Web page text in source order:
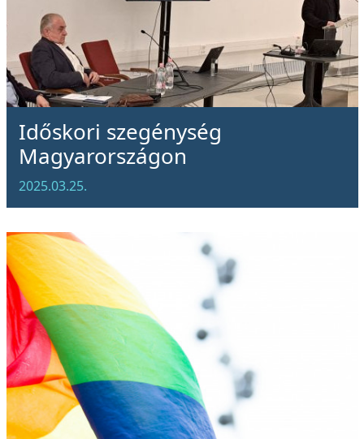
Időskori szegénység
Magyarországon
2025.03.25.